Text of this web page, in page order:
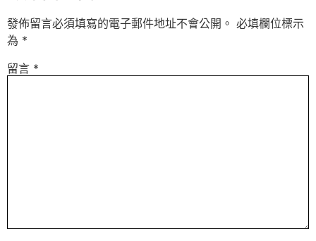
發佈留言必須填寫的電子郵件地址不會公開。 必填欄位標示
為 *
留言 *